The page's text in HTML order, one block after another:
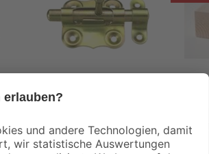
Grendelriegel verzinkt
6 cm